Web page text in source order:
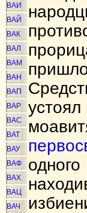
ВАИ
ВАЙ
ВАК
ВАЛ
ВАМ
ВАН
ВАП
ВАР
ВАС
ВАТ
ВАУ
ВАФ
ВАХ
ВАЦ
ВАЧ